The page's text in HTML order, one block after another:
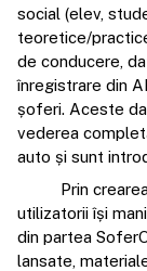
social (elev,
teoretice/
de conducere,
înregistrare din
șoferi. Aceste
vederea
auto și sunt
Prin
utilizatorii își
din partea
lansate,